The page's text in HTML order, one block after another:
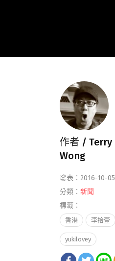
作者 / Terry
Wong
發表：2016-10-05
分類： 新聞
標籤：
香港 李拾壹
yukilovey